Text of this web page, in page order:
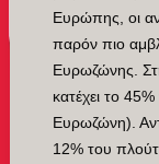
Ευρώπης, οι
παρόν πιο
Ευρωζώνης.
κατέχει το
Ευρωζώνη).
12% του